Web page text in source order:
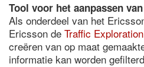
Tool voor het aanpassen
Als onderdeel van het
Ericsson de Traffic
creëren van op maat
informatie kan worden